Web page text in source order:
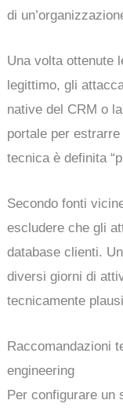
di
Una volta ottenute
legittimo, gli
native del CRM o
portale per
tecnica è definita
Secondo fonti
escludere che gli
database clienti.
diversi giorni di
tecnicamente
Raccomandazioni
engineering
Per configurare un